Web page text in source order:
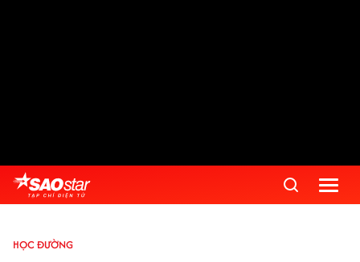
HỌC ĐƯỜNG